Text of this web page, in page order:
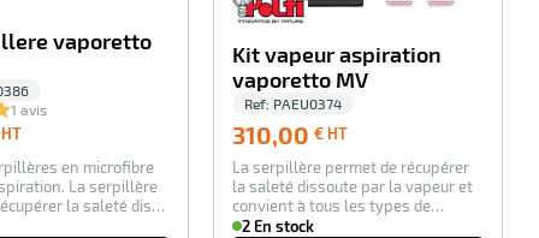
vaporetto
1 avis
HT
en microfibre
La serpillère
la saleté dis…
Kit vapeur aspiration
vaporetto MV
Ref: PAEU0374
310,00 € HT
HT
La serpillère permet de récupérer
la saleté dissoute par la vapeur et
convient à tous les types de
sols. …
2 En stock